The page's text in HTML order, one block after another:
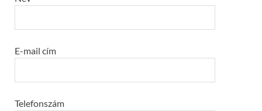
E-mail cím
Telefonszám